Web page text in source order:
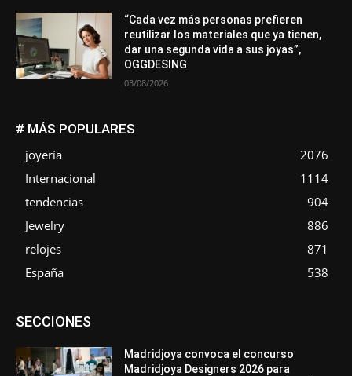
“Cada vez más personas prefieren
reutilizar los materiales que ya tienen,
dar una segunda vida a sus joyas”,
OGGDESING
03/08/2026
# MÁS POPULARES
joyería
2076
Internacional
1114
tendencias
904
Jewelry
886
relojes
871
España
538
SECCIONESAsociaciones
Entrevistas
Mundo Técnico
Novedades Opiniones
Perspectiva
Premios
Secciones Sin categoría
Madridjoya convoca el concurso
Madridjoya Designers 2026 para